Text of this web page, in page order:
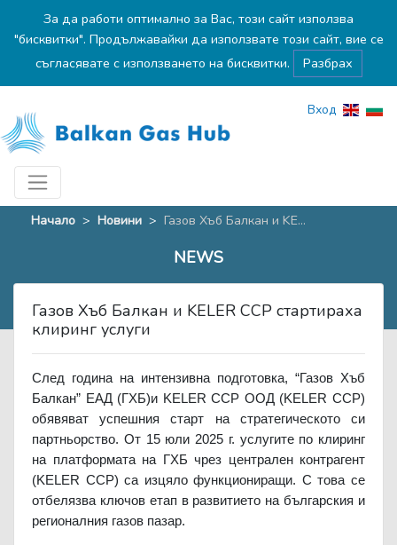
За да работи оптимално за Вас, този сайт използва
"бисквитки". Продължавайки да използвате този сайт, вие се
съгласявате с използването на бисквитки.
Разбрах
Вход
Начало > Новини > Газов Хъб Балкан и KE...
NEWS
Газов Хъб Балкан и KELER CCP стартираха
клиринг услуги
След година на интензивна подготовка, “Газов Хъб
Балкан” ЕАД (ГХБ)и KELER CCP ООД (KELER CCP)
обявяват успешния старт на стратегическото си
партньорство. От 15 юли 2025 г. услугите по клиринг
на платформата на ГХБ чрез централен контрагент
(KELER CCP) са изцяло функциониращи. С това се
отбелязва ключов етап в развитието на българския и
регионалния газов пазар.